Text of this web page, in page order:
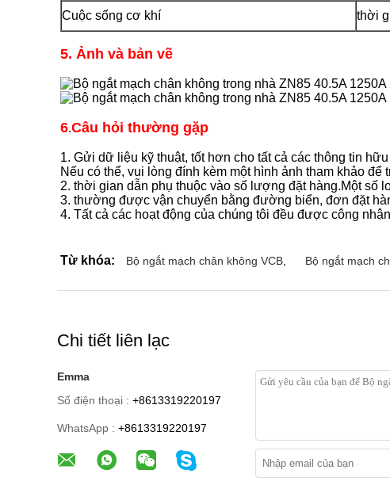
Cuộc sống cơ khí
thời
5. Ảnh và bản vẽ
6.Câu hỏi thường gặp
1. Gửi dữ liệu kỹ thuật, tốt hơn cho tất cả các thông tin
Nếu có thể, vui lòng đính kèm một hình ảnh tham khảo
2. thời gian dẫn phụ thuộc vào số lượng đặt hàng.Một số
3. thường được vận chuyển bằng đường biển, đơn đặt
4. Tất cả các hoạt động của chúng tôi đều được công
Từ khóa: Bộ ngắt mạch chân không VCB Bộ ngắt mạch
Chi tiết liên lạc
Emma
Số điện thoại : +8613319220197
WhatsApp : +8613319220197